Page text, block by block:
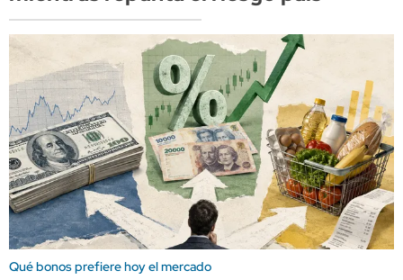
Qué bonos prefiere hoy el mercado